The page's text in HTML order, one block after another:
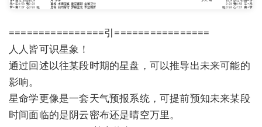
================引================
人人皆可识星象！
通过回述以往某段时期的星盘，可以推导出未来可能的
影响。
星命学更像是一套天气预报系统，可提前预知未来某段
时间面临的是阴云密布还是晴空万里。